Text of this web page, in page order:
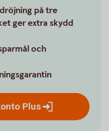
på tre
ger extra skydd
och
Plus